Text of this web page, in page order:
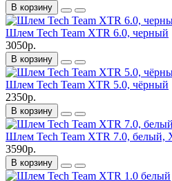
В корзину
Шлем Tech Team XTR 6.0, черный
3050р.
В корзину
Шлем Tech Team XTR 5.0, чёрный
2350р.
В корзину
Шлем Tech Team XTR 7.0, белый,
3590р.
В корзину